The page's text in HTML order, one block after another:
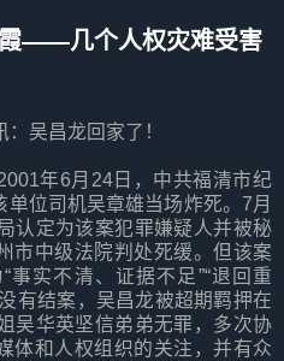
——几个人权灾难受害
吴昌龙回家了！
年6月24日，中共福清市纪
位司机吴章雄当场炸死。7月
认定为该案犯罪嫌疑人并被秘
市中级法院判处死缓。但该案
事实不清、证据不足”“退回重
有结案，吴昌龙被超期羁押在
吴华英坚信弟弟无罪，多次协
体和人权组织的关注，并有众